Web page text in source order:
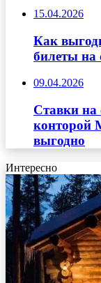
15.04.2026
Как
билеты на
09.04.2026
Ставки на
конторой
выгодно
Интересно